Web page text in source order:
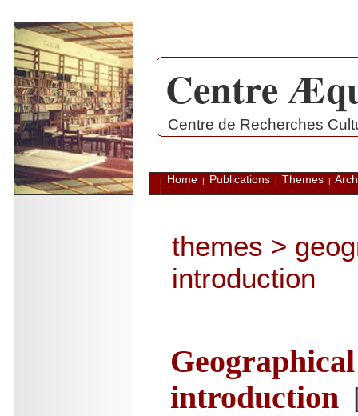
. Centre
Centre de Recherches
| Home | Publications | Themes |
|
themes >
introduction
introduction